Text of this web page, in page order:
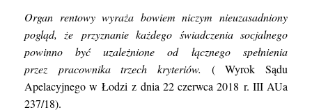
Organ rentowy wyraża bowiem niczym nieuzasadniony
pogląd, że przyznanie każdego świadczenia socjalnego
powinno być uzależnione od łącznego spełnienia
przez pracownika trzech kryteriów. ( Wyrok Sądu
Apelacyjnego w Łodzi z dnia 22 czerwca 2018 r. III AUa
237/18).